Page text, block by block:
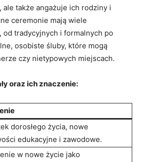
ale także angażuje ich rodziny i
ceremonie mają wiele
od tradycyjnych i formalnych po
osobiste śluby, które mogą
czy nietypowych miejscach.
oraz ich‍ znaczenie:
dorosłego życia, nowe
edukacyjne i ⁢zawodowe.
w nowe życie jako